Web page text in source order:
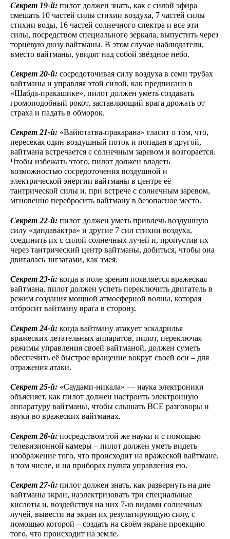
Секрет 19-й: пилот должен знать, как с силой эфира
смешать 10 частей силы стихии воздуха, 7 частей силы
стихии воды, 16 частей солнечного спектра и все эти
силы, посредством специального зеркала, выпустить через
торцевую дюзу вайтманы. В этом случае наблюдатели,
вместо вайтманы, увидят над собой звёздное небо.
Секрет 20-й: сосредоточивая силу воздуха в семи трубах
вайтманы и управляя этой силой, как предписано в
«Шабда-пракашике», пилот должен уметь создавать
громоподобный рокот, заставляющий врага дрожать от
страха и падать в обморок.
Секрет 21-й: «Вайютатва-пракарана» гласит о том, что,
пересекая один воздушный поток и попадая в другой,
вайтмана встречается с солнечным заревом и возгорается.
Чтобы избежать этого, пилот должен владеть
возможностью сосредоточения воздушной и
электрической энергии вайтманы в центре её
тантрической силы и, при встрече с солнечным заревом,
мгновенно перебросить вайтману в безопасное место.
Секрет 22-й: пилот должен уметь привлечь воздушную
силу «дандавактра» и другие 7 сил стихии воздуха,
соединить их с силой солнечных лучей и, пропустив их
через тантрический центр вайтманы, добиться, чтобы она
двигалась зигзагами, как змея.
Секрет 23-й: когда в поле зрения появляется вражеская
вайтмана, пилот должен успеть переключить двигатель в
режим создания мощной атмосферной волны, которая
отбросит вайтману врага в сторону.
Секрет 24-й: когда вайтману атакует эскадрилья
вражеских летательных аппаратов, пилот, переключая
режимы управления своей вайтманой, должен суметь
обеспечить её быстрое вращение вокруг своей оси – для
отражения атаки.
Секрет 25-й: «Саудами-никала» — наука электроники
объясняет, как пилот должен настроить электронную
аппаратуру вайтманы, чтобы слышать ВСЕ разговоры и
звуки во вражеских вайтманах.
Секрет 26-й: посредством той же науки и с помощью
телевизионной камеры – пилот должен уметь видеть
изображение того, что происходит на вражеской вайтмане,
в том числе, и на приборах пульта управления ею.
Секрет 27-й: пилот должен знать, как развернуть на дне
вайтманы экран, наэлектризовать три специальные
кислоты и, воздействуя на них 7-ю видами солнечных
лучей, вывести на экран их результирующую силу, с
помощью которой – создать на своём экране проекцию
того, что происходит на земле.